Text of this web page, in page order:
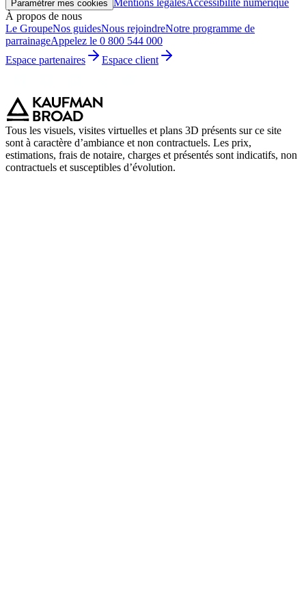
Paramétrer mes cookies Mentions légalesAccessibilité numérique
À propos de nous
Le GroupeNos guidesNous rejoindreNotre programme de
parrainageAppelez le 0 800 544 000
Espace partenaires
Espace client
Tous les visuels, visites virtuelles et plans 3D présents sur ce site
sont à caractère d’ambiance et non contractuels. Les prix,
estimations, frais de notaire, charges et présentés sont indicatifs, non
contractuels et susceptibles d’évolution.